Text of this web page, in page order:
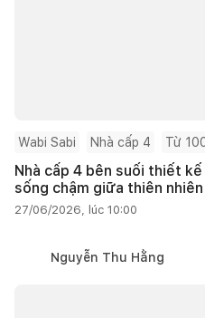
Wabi Sabi Nhà cấp 4 Từ
Nhà cấp 4 bên suối thiết
sống chậm giữa thiên nhiên
27/06/2026, lúc 10:00
Nguyễn Thu Hằng